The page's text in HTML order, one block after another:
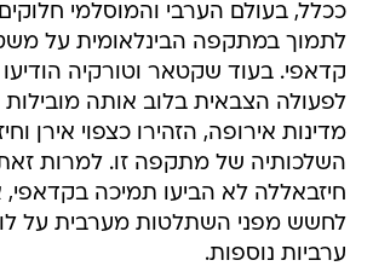
ככלל, בעולם הערבי והמוסלמי
לתמוך במתקפה הבינלאומית על
קדאפי. בעוד שקטאר וטורקיה הודיעו
לפעולה הצבאית בלוב אותה
מדינות אירופה, הזהירו כצפוי אירן
השלכותיה של מתקפה זו. למרות זאת,
חיזבאללה לא הביעו תמיכה בקדאפי,
לחשש מפני השתלטות מערבית על
ערביות נוספות.